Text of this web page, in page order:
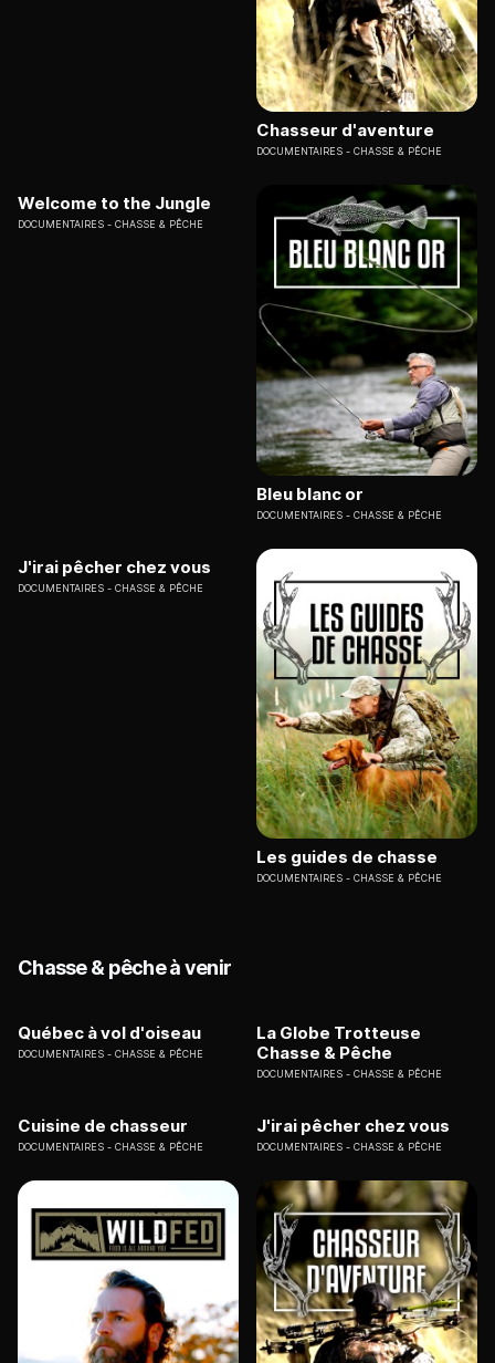
Chasseur d'aventure
DOCUMENTAIRES CHASSE & PÊCHE
Welcome to the Jungle
DOCUMENTAIRES CHASSE & PÊCHE
Bleu blanc or
DOCUMENTAIRES CHASSE & PÊCHE
J'irai pêcher chez vous
DOCUMENTAIRES CHASSE & PÊCHE
Les guides de chasse
DOCUMENTAIRES CHASSE & PÊCHE
Chasse & pêche à venir
Québec à vol d'oiseau
DOCUMENTAIRES CHASSE & PÊCHE
La Globe Trotteuse
Chasse & Pêche
DOCUMENTAIRES CHASSE & PÊCHE
Cuisine de chasseur
DOCUMENTAIRES CHASSE & PÊCHE
J'irai pêcher chez vous
DOCUMENTAIRES CHASSE & PÊCHE